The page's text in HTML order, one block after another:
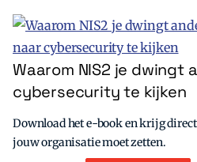
Waarom NIS2 je dwingt
cybersecurity te kijken
Download het e-book en krijg
jouw organisatie moet zetten.